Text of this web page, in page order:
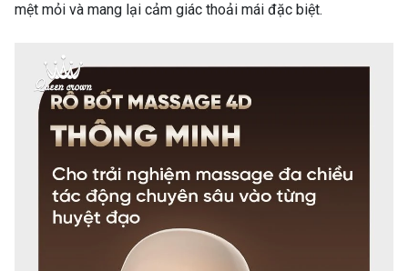
mệt mỏi và mang lại cảm giác thoải mái đặc biệt.